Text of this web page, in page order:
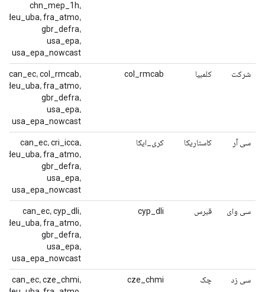
chn_mep_1h،
deu_uba، fra_atmo،
gbr_defra،
usa_epa،
usa_epa_nowcast
شرکت کلمبیا col_rmcab
can_ec، col_rmcab،
deu_uba، fra_atmo،
gbr_defra،
usa_epa،
usa_epa_nowcast
سی آر کاستاریکا کری_ایکا
can_ec، cri_icca،
deu_uba، fra_atmo،
gbr_defra،
usa_epa،
usa_epa_nowcast
سی وای قبرس cyp_dli
can_ec، cyp_dli،
deu_uba، fra_atmo،
gbr_defra،
usa_epa،
usa_epa_nowcast
سی زد چک cze_chmi
can_ec، cze_chmi،